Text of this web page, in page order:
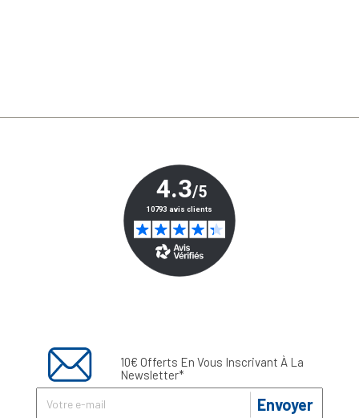
10€ Offerts En Vous Inscrivant À La
Newsletter*
Envoyer